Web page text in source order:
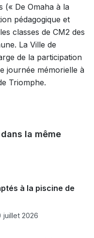
(« De Omaha à la
pédagogique et
classes de CM2 des
La Ville de
de la participation
journée mémorielle à
Triomphe.
la même
à la piscine de
juillet 2026